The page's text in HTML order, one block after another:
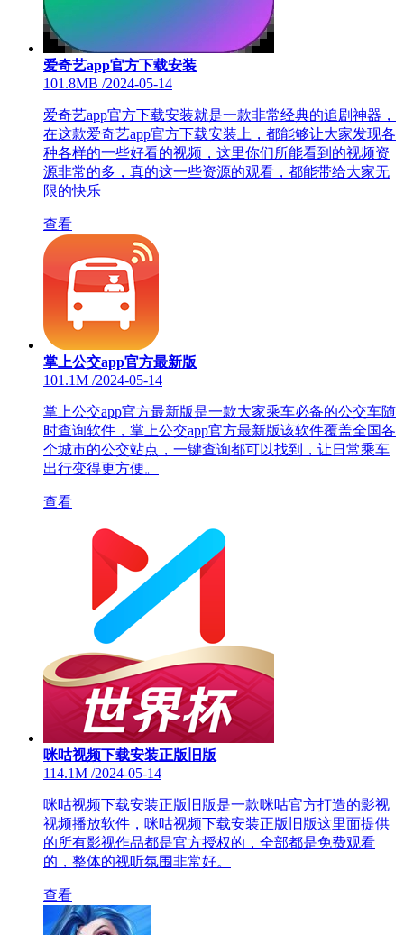
爱奇艺app官方下载安装
101.8MB /2024-05-14
爱奇艺app官方下载安装就是一款非常经典的追剧神器，
在这款爱奇艺app官方下载安装上，都能够让大家发现各
种各样的一些好看的视频，这里你们所能看到的视频资
源非常的多，真的这一些资源的观看，都能带给大家无
限的快乐
查看
掌上公交app官方最新版
101.1M /2024-05-14
掌上公交app官方最新版是一款大家乘车必备的公交车随
时查询软件，掌上公交app官方最新版该软件覆盖全国各
个城市的公交站点，一键查询都可以找到，让日常乘车
出行变得更方便。
查看
咪咕视频下载安装正版旧版
114.1M /2024-05-14
咪咕视频下载安装正版旧版是一款咪咕官方打造的影视
视频播放软件，咪咕视频下载安装正版旧版这里面提供
的所有影视作品都是官方授权的，全部都是免费观看
的，整体的视听氛围非常好。
查看